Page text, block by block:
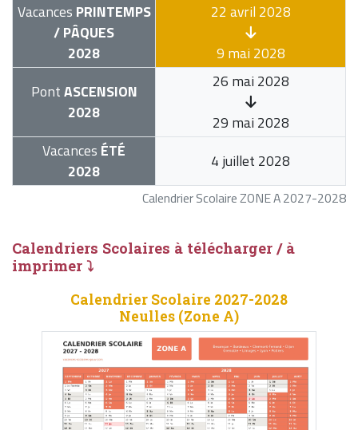
Calendrier Scolaire ZONE A 2027-2028
Vacances PRINTEMPS
/ PÂQUES
2028
22 avril 2028
9 mai 2028
PontASCENSION
2028
26 mai 2028
29 mai 2028
Vacances ÉTÉ
2028
4 juillet 2028
Calendriers Scolaires à télécharger / à
imprimer ⤵
Calendrier Scolaire 2027-2028
Neulles (Zone A)